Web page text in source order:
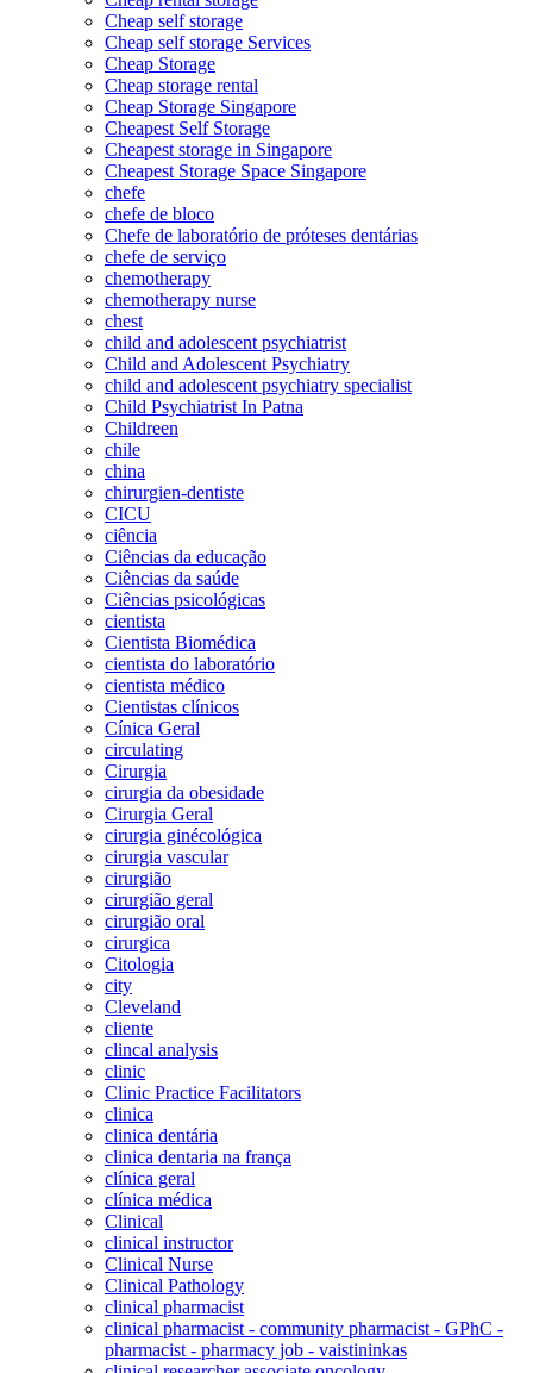
Cheap self storage
Cheap self storage Services
Cheap Storage
Cheap storage rental
Cheap Storage Singapore
Cheapest Self Storage
Cheapest storage in Singapore
Cheapest Storage Space Singapore
chefe
chefe de bloco
Chefe de laboratório de próteses dentárias
chefe de serviço
chemotherapy
chemotherapy nurse
chest
child and adolescent psychiatrist
Child and Adolescent Psychiatry
child and adolescent psychiatry specialist
Child Psychiatrist In Patna
Childreen
chile
china
chirurgien-dentiste
CICU
ciência
Ciências da educação
Ciências da saúde
Ciências psicológicas
cientista
Cientista Biomédica
cientista do laboratório
cientista médico
Cientistas clínicos
Cínica Geral
circulating
Cirurgia
cirurgia da obesidade
Cirurgia Geral
cirurgia ginécológica
cirurgia vascular
cirurgião
cirurgião geral
cirurgião oral
cirurgica
Citologia
city
Cleveland
cliente
clincal analysis
clinic
Clinic Practice Facilitators
clinica
clinica dentária
clinica dentaria na frança
clínica geral
clínica médica
Clinical
clinical instructor
Clinical Nurse
Clinical Pathology
clinical pharmacist
clinical pharmacist - community pharmacist - GPhC -
pharmacist - pharmacy job - vaistininkas